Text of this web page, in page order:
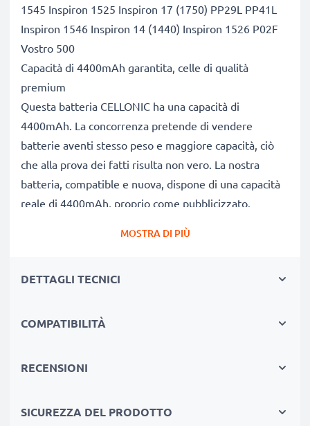
1545 Inspiron 1525 Inspiron 17 (1750) PP29L PP41L
Inspiron 1546 Inspiron 14 (1440) Inspiron 1526 P02F
Vostro 500
Capacità di 4400mAh garantita, celle di qualità
premium
Questa batteria CELLONIC ha una capacità di
4400mAh. La concorrenza pretende di vendere
batterie aventi stesso peso e maggiore capacità, ciò
che alla prova dei fatti risulta non vero. La nostra
batteria, compatible e nuova, dispone di una capacità
reale di 4400mAh, proprio come pubblicizzato.
potenza & autonomia. Le prestazioni eguagliano o
raggiungendo un altissimo numero di cicli di carica-
notebook sono sottoposte a rigidi e prolungati test
MOSTRA DI PIÙ
DETTAGLI TECNICI
COMPATIBILITÀ
RECENSIONI
SICUREZZA DEL PRODOTTO